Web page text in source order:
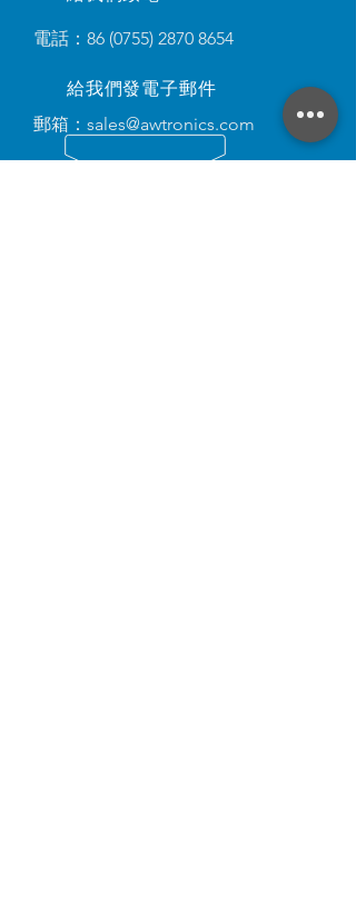
電話：86 (0755) 2870 8654
給我們發電子郵件
郵箱： sales@awtronics.com